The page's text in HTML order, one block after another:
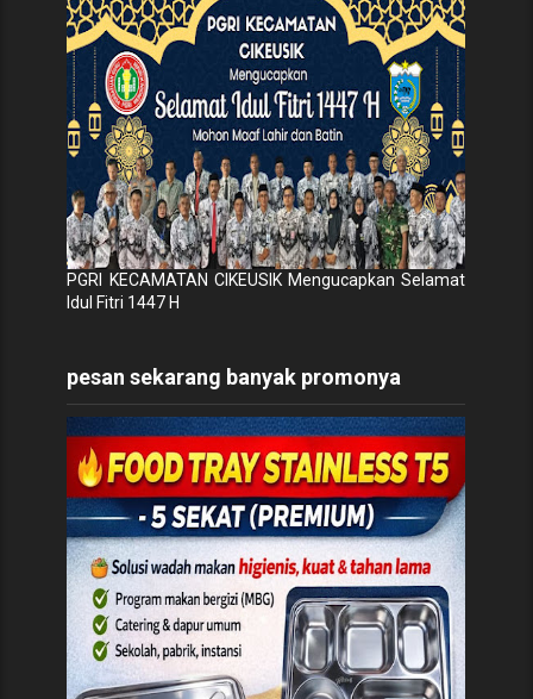
PGRI KECAMATAN CIKEUSIK Mengucapkan Selamat
Idul Fitri 1447 H
pesan sekarang banyak promonya